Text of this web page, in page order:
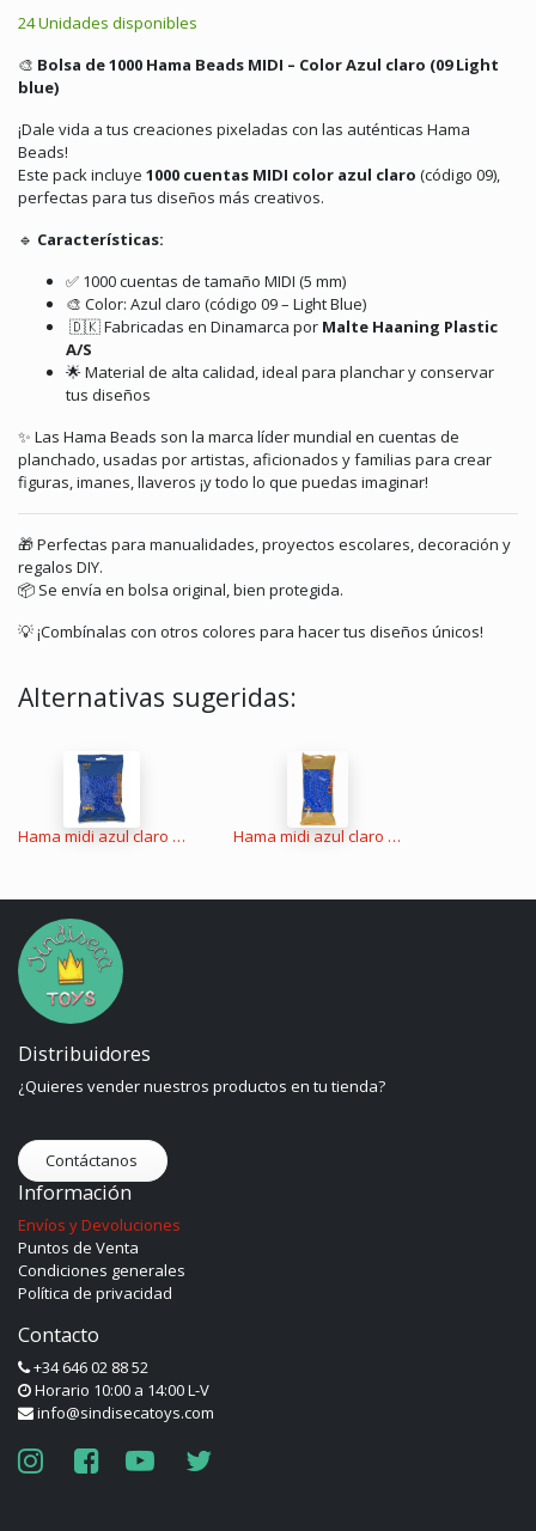
24 Unidades disponibles
🎨 Bolsa de 1000 Hama Beads MIDI – Color Azul claro (09 Light
blue)
¡Dale vida a tus creaciones pixeladas con las auténticas Hama
Beads!
Este pack incluye 1000 cuentas MIDI color azul claro (código 09),
perfectas para tus diseños más creativos.
🔹 Características:
✅ 1000 cuentas de tamaño MIDI (5 mm)
🎨 Color: Azul claro (código 09 – Light Blue)
🇩🇰 Fabricadas en Dinamarca por Malte Haaning Plastic
A/S
🌟 Material de alta calidad, ideal para planchar y conservar
tus diseños
✨ Las Hama Beads son la marca líder mundial en cuentas de
planchado, usadas por artistas, aficionados y familias para crear
figuras, imanes, llaveros ¡y todo lo que puedas imaginar!
🎁 Perfectas para manualidades, proyectos escolares, decoración y
regalos DIY.
📦 Se envía en bolsa original, bien protegida.
💡 ¡Combínalas con otros colores para hacer tus diseños únicos!
Alternativas sugeridas:
Hama midi azul claro 3000 piezas Hama midi azul claro 6000 piezas
Distribuidores
¿Quieres vender nuestros productos en tu tienda?
Contáctanos
Información
Envíos y Devoluciones
Puntos de Venta
Condiciones generales
Política de privacidad
Contacto
+34 646 02 88 52
Horario 10:00 a 14:00 L-V
info@sindisecatoys.com